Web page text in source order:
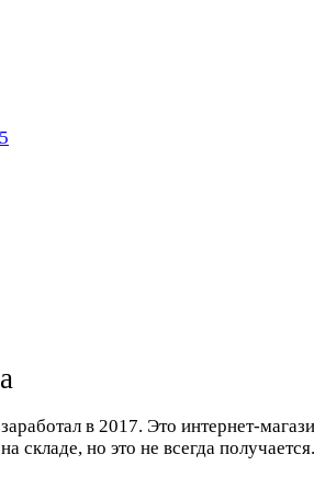
заработал в 2017. Это интернет-
складе, но это не всегда